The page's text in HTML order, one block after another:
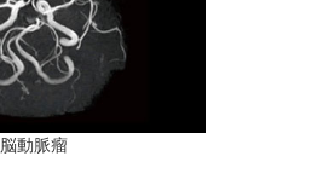
脳動脈瘤